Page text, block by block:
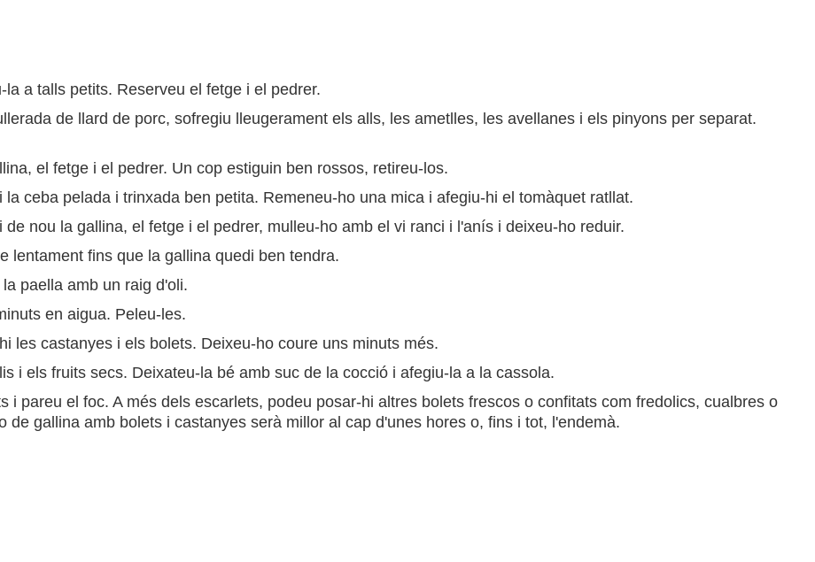
a talls petits. Reserveu el fetge i el pedrer.
de llard de porc, sofregiu lleugerament els alls, les ametlles, les avellanes i els pinyons per separat.
el fetge i el pedrer. Un cop estiguin ben rossos, retireu-los.
ceba pelada i trinxada ben petita. Remeneu-ho una mica i afegiu-hi el tomàquet ratllat.
nou la gallina, el fetge i el pedrer, mulleu-ho amb el vi ranci i l'anís i deixeu-ho reduir.
lentament fins que la gallina quedi ben tendra.
paella amb un raig d'oli.
en aigua. Peleu-les.
les castanyes i els bolets. Deixeu-ho coure uns minuts més.
i els fruits secs. Deixateu-la bé amb suc de la cocció i afegiu-la a la cassola.
i pareu el foc. A més dels escarlets, podeu posar-hi altres bolets frescos o confitats com fredolics, cualbres o
gallina amb bolets i castanyes serà millor al cap d'unes hores o, fins i tot, l'endemà.